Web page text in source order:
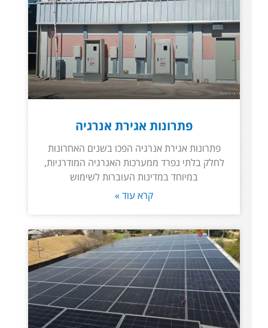
פתרונות אגירת אנרגיה
פתרונות אגירת אנרגיה הפכו בשנים האחרונות
לחלק בלתי נפרד ממערכות האנרגיה המודרניות,
במיוחד במדינות העוברות לשימוש
קרא עוד »